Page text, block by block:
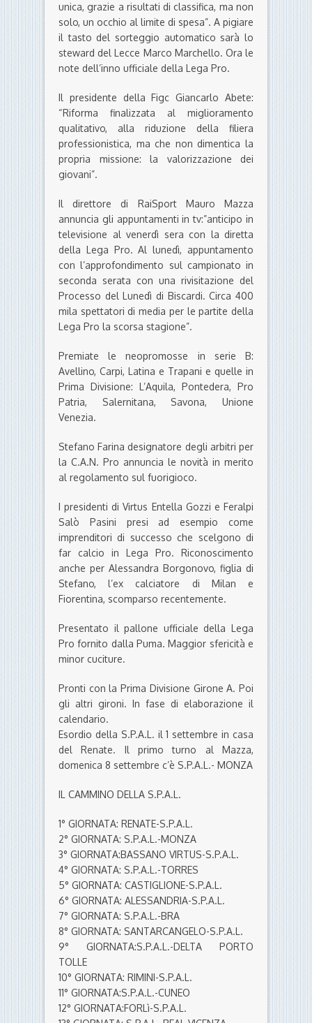
unica, grazie a risultati di classifica, ma non
solo, un occhio al limite di spesa”. A pigiare
il tasto del sorteggio automatico sarà lo
steward del Lecce Marco Marchello. Ora le
note dell’inno ufficiale della Lega Pro.
Il presidente della Figc Giancarlo Abete:
“Riforma finalizzata al miglioramento
qualitativo, alla riduzione della filiera
professionistica, ma che non dimentica la
propria missione: la valorizzazione dei
giovani”.
Il direttore di RaiSport Mauro Mazza
annuncia gli appuntamenti in tv:”anticipo in
televisione al venerdì sera con la diretta
della Lega Pro. Al lunedì, appuntamento
con l’approfondimento sul campionato in
seconda serata con una rivisitazione del
Processo del Lunedì di Biscardi. Circa 400
mila spettatori di media per le partite della
Lega Pro la scorsa stagione”.
Premiate le neopromosse in serie B:
Avellino, Carpi, Latina e Trapani e quelle in
Prima Divisione: L’Aquila, Pontedera, Pro
Patria, Salernitana, Savona, Unione
Venezia.
Stefano Farina designatore degli arbitri per
la C.A.N. Pro annuncia le novità in merito
al regolamento sul fuorigioco.
I presidenti di Virtus Entella Gozzi e Feralpi
Salò Pasini presi ad esempio come
imprenditori di successo che scelgono di
far calcio in Lega Pro. Riconoscimento
anche per Alessandra Borgonovo, figlia di
Stefano, l’ex calciatore di Milan e
Fiorentina, scomparso recentemente.
Presentato il pallone ufficiale della Lega
Pro fornito dalla Puma. Maggior sfericità e
minor cuciture.
Pronti con la Prima Divisione Girone A. Poi
gli altri gironi. In fase di elaborazione il
calendario.
Esordio della S.P.A.L. il 1 settembre in casa
del Renate. Il primo turno al Mazza,
domenica 8 settembre c’è S.P.A.L.- MONZA
IL CAMMINO DELLA S.P.A.L.
1° GIORNATA: RENATE-S.P.A.L.
2° GIORNATA: S.P.A.L.-MONZA
3° GIORNATA:BASSANO VIRTUS-S.P.A.L.
4° GIORNATA: S.P.A.L.-TORRES
5° GIORNATA: CASTIGLIONE-S.P.A.L.
6° GIORNATA: ALESSANDRIA-S.P.A.L.
7° GIORNATA: S.P.A.L.-BRA
8° GIORNATA: SANTARCANGELO-S.P.A.L.
9° GIORNATA:S.P.A.L.-DELTA PORTO
TOLLE
10° GIORNATA: RIMINI-S.P.A.L.
11° GIORNATA:S.P.A.L.-CUNEO
12° GIORNATA:FORLì-S.P.A.L.